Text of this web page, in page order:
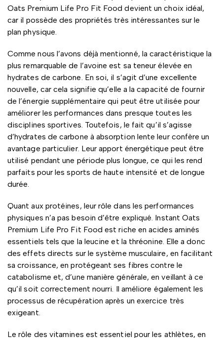
Oats Premium Life Pro Fit Food devient un choix idéal,
car il possède des propriétés très intéressantes sur le
plan physique.
Comme nous l’avons déjà mentionné, la caractéristique la
plus remarquable de l’avoine est sa teneur élevée en
hydrates de carbone. En soi, il s’agit d’une excellente
nouvelle, car cela signifie qu’elle a la capacité de fournir
de l’énergie supplémentaire qui peut être utilisée pour
améliorer les performances dans presque toutes les
disciplines sportives. Toutefois, le fait qu’il s’agisse
d’hydrates de carbone à absorption lente leur confère un
avantage particulier. Leur apport énergétique peut être
utilisé pendant une période plus longue, ce qui les rend
parfaits pour les sports de haute intensité et de longue
durée.
Quant aux protéines, leur rôle dans les performances
physiques n’a pas besoin d’être expliqué. Instant Oats
Premium Life Pro Fit Food est riche en acides aminés
essentiels tels que la leucine et la thréonine. Elle a donc
des effets directs sur le système musculaire, en facilitant
sa croissance, en protégeant ses fibres contre le
catabolisme et, d’une manière générale, en veillant à ce
qu’il soit correctement nourri. Il améliore également les
processus de récupération après un exercice très
exigeant.
Le rôle des vitamines est essentiel pour les athlètes, en